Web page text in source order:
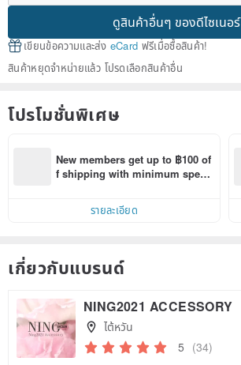
ดูสินค้าอื่นๆ ของดีไซเนอร์
เขียนข้อความและส่ง eCard ฟรีเมื่อซื้อสินค้า!
สินค้าหยุดจำหน่ายแล้ว โปรดเลือกสินค้าอื่น
โปรโมชั่นพิเศษ
New members get up to ฿100 of
f shipping with minimum spen
within 7 days!
รายละเอียด
เกี่ยวกับแบรนด์
NING2021 ACCESSORY
ไต้หวัน
5 (34)